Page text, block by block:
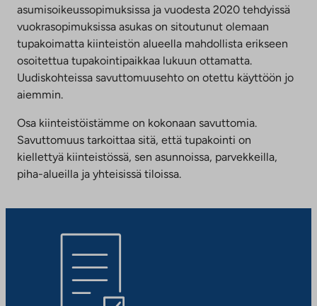
asumisoikeussopimuksissa ja vuodesta 2020 tehdyissä
vuokrasopimuksissa asukas on sitoutunut olemaan
tupakoimatta kiinteistön alueella mahdollista erikseen
osoitettua tupakointipaikkaa lukuun ottamatta.
Uudiskohteissa savuttomuusehto on otettu käyttöön jo
aiemmin.
Osa kiinteistöistämme on kokonaan savuttomia.
Savuttomuus tarkoittaa sitä, että tupakointi on
kiellettyä kiinteistössä, sen asunnoissa, parvekkeilla,
piha-alueilla ja yhteisissä tiloissa.